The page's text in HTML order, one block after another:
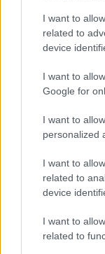
I want to
related to
device
I want to
Google for
I want to
personalized
I want to
related to
device
I want to
related to
ΟΛΕΣ ΟΙ
έχουμε
καθεστώς
Πνιγμός
της
μάρτυρας
να